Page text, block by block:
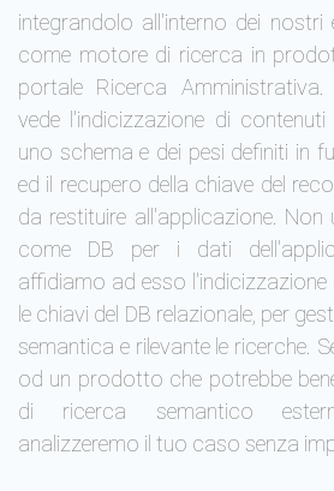
integrandolo all'interno dei nostri
come motore di ricerca in
portale Ricerca
vede l'indicizzazione di
uno schema e dei pesi definiti in
ed il recupero della chiave del
da restituire all'applicazione. Non
come DB per i dati
affidiamo ad esso l'indicizzazione
le chiavi del DB relazionale, per
semantica e rilevante le ricerche.
od un prodotto che potrebbe
di ricerca semantico
analizzeremo il tuo caso senza